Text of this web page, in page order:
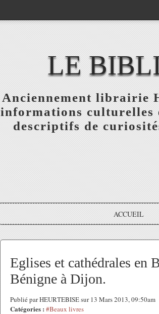
LE
Anciennement librairie
informations culturelles
descriptifs de
ACCUEIL
Eglises et cathédrales en
Bénigne à Dijon.
Publié par HEURTEBISE sur 13 Mars 2013, 09:50am
Catégories : #Beaux livres